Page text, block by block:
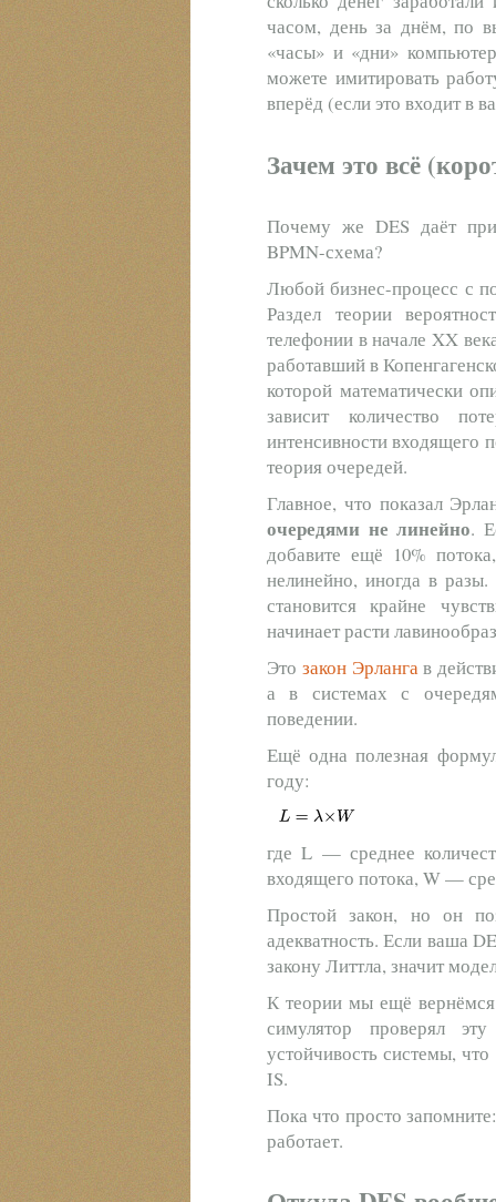
часом, день за днём, по
«часы» и «дни»
можете имитировать
вперёд (если это входит в
Зачем это всё
Почему же DES даёт
BPMN-схема?
Любой бизнес-процесс с
Раздел теории
телефонии в начале XX
работавший в
которой математически
зависит количество
интенсивности входящего
теория очередей.
Главное, что показал
очередями не линейно.
добавите ещё 10%
нелинейно, иногда в разы.
становится крайне
начинает расти
Это закон Эрлангав
а в системах с
поведении.
Ещё одна полезная
году:
где L — среднее
входящего потока, W —
Простой закон, но он
адекватность. Если ваша
закону Литтла, значит
К теории мы ещё вернёмся
симулятор проверял
устойчивость системы,
IS.
Пока что просто
работает.